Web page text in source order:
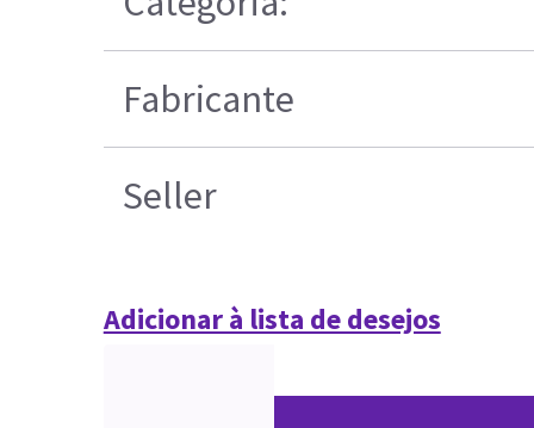
Fabricante
Seller
Adicionar à lista de desejos